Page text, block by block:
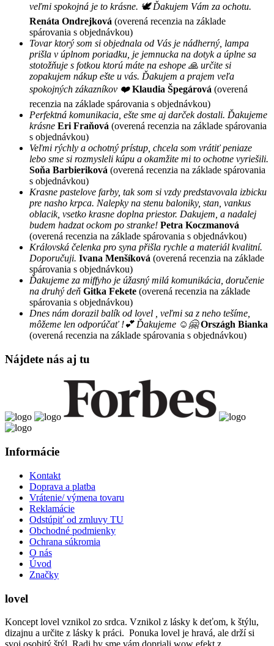
veľmi spokojná je to krásne. 🕊 Ďakujem Vám za ochotu.
Renáta Ondrejková (overená recenzia na základe
spárovania s objednávkou)
Tovar ktorý som si objednala od Vás je nádherný, lampa
prišla v úplnom poriadku, je jemnucka na dotyk a úplne sa
stotožňuje s fotkou ktorú máte na eshope 🙏 určite si
zopakujem nákup ešte u vás. Ďakujem a prajem veľa
spokojných zákazníkov ❤️ Klaudia Špegárová (overená
recenzia na základe spárovania s objednávkou)
Perfektná komunikacia, ešte sme aj darček dostali. Ďakujeme
krásne Eri Fraňová (overená recenzia na základe spárovania
s objednávkou)
Veľmi rýchly a ochotný prístup, chcela som vrátiť peniaze
lebo sme si rozmysleli kúpu a okamžite mi to ochotne vyriešili.
Soňa Barbieriková (overená recenzia na základe spárovania
s objednávkou)
Krasne pastelove farby, tak som si vzdy predstavovala izbicku
pre nasho krpca. Nalepky na stenu baloniky, stan, vankus
oblacik, vsetko krasne doplna priestor. Dakujem, a nadalej
budem hadzat ockom po stranke! Petra Koczmanová
(overená recenzia na základe spárovania s objednávkou)
Královská čelenka pro syna přišla rychle a materiál kvalitní.
Doporučuji. Ivana Menšíková (overená recenzia na základe
spárovania s objednávkou)
Ďakujeme za miffyho je úžasný milá komunikácia, doručenie
na druhý deň Gitka Fekete (overená recenzia na základe
spárovania s objednávkou)
Dnes nám dorazil balík od lovel , veľmi sa z neho tešíme,
môžeme len odporúčať !💕 Ďakujeme ☺️🤗 Országh Bianka
(overená recenzia na základe spárovania s objednávkou)
Nájdete nás aj tu
Informácie
Kontakt
Doprava a platba
Vrátenie/ výmena tovaru
Reklamácie
Odstúpiť od zmluvy TU
Obchodné podmienky
Ochrana súkromia
O nás
Úvod
Značky
lovel
Koncept lovel vznikol zo srdca. Vznikol z lásky k deťom, k štýlu,
dizajnu a určite z lásky k práci. Ponuka lovel je hravá, ale drží si